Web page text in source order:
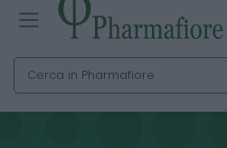
Toggle mobile
Cerca